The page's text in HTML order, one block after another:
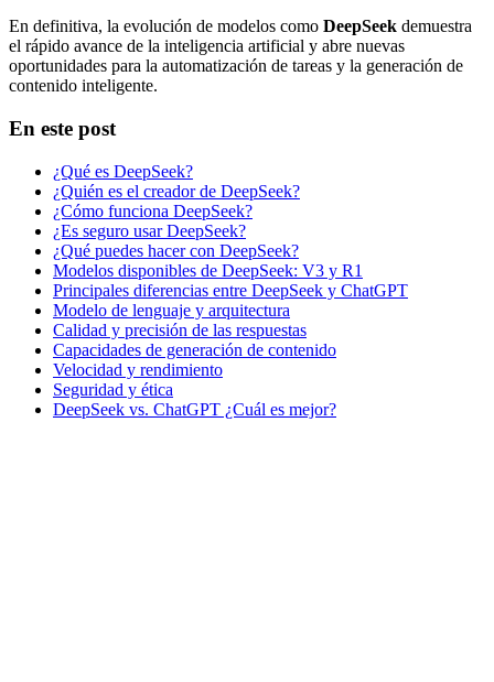
En definitiva, la evolución de modelos como DeepSeek demuestra
el rápido avance de la inteligencia artificial y abre nuevas
oportunidades para la automatización de tareas y la generación de
contenido inteligente.
En este post
¿Qué es DeepSeek?
¿Quién es el creador de DeepSeek?
¿Cómo funciona DeepSeek?
¿Es seguro usar DeepSeek?
¿Qué puedes hacer con DeepSeek?
Modelos disponibles de DeepSeek: V3 y R1
Principales diferencias entre DeepSeek y ChatGPT
Modelo de lenguaje y arquitectura
Calidad y precisión de las respuestas
Capacidades de generación de contenido
Velocidad y rendimiento
Seguridad y ética
DeepSeek vs. ChatGPT ¿Cuál es mejor?